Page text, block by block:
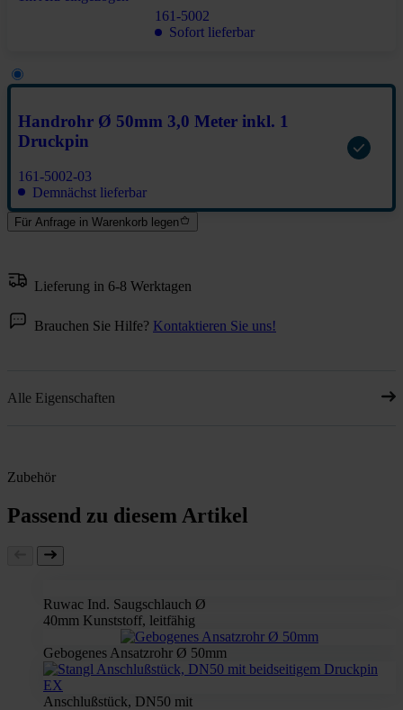
161-5002
Sofort lieferbar
Handrohr Ø 50mm 3,0 Meter inkl. 1
Druckpin
161-5002-03
Demnächst lieferbar
Für Anfrage in Warenkorb legen
Lieferung in 6-8 Werktagen
Brauchen Sie Hilfe? Kontaktieren Sie uns!
Alle Eigenschaften
Zubehör
Passend zu diesem Artikel
Ruwac Ind. Saugschlauch Ø
40mm Kunststoff, leitfähig
Gebogenes Ansatzrohr Ø 50mm
Anschlußstück, DN50 mit